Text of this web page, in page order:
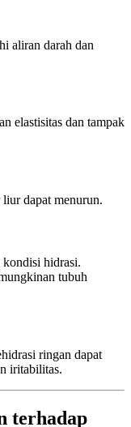
aliran darah dan
elastisitas dan tampak
dapat menurun.
kondisi hidrasi.
tubuh
ringan dapat
iritabilitas.
terhadap